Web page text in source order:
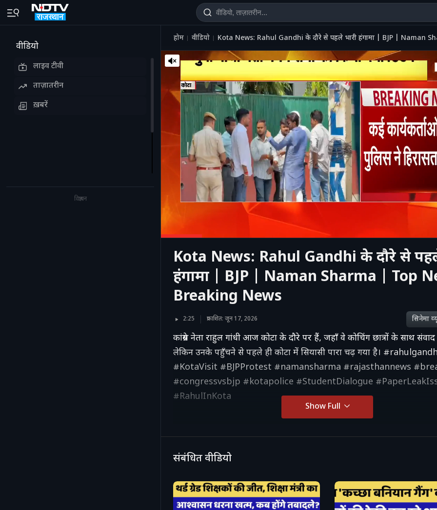
वीडियो
लाइव टीवी
ताज़ातरीन
ख़बरें
विज्ञापन
होम वीडियो Kota News: Rahul Gandhi के दौरे से पहले भारी हंगामा | BJP | Naman
Kota News: Rahul Gandhi के दौरे से
हंगामा | BJP | Naman Sharma | Top
Breaking News
2:25 प्रकाशित: जून 17, 2026 सिनेमा
कांग्रेस नेता राहुल गांधी आज कोटा के दौरे पर हैं, जहाँ वे कोचिंग छात्रों के साथ
लेकिन उनके पहुँचने से पहले ही कोटा में सियासी पारा चढ़ गया है।
#KotaVisit #BJPProtest #namansharma #rajasthannews
#congressvsbjp #kotapolice #StudentDialogue
#RahulInKota
Show Full
संबंधित वीडियो